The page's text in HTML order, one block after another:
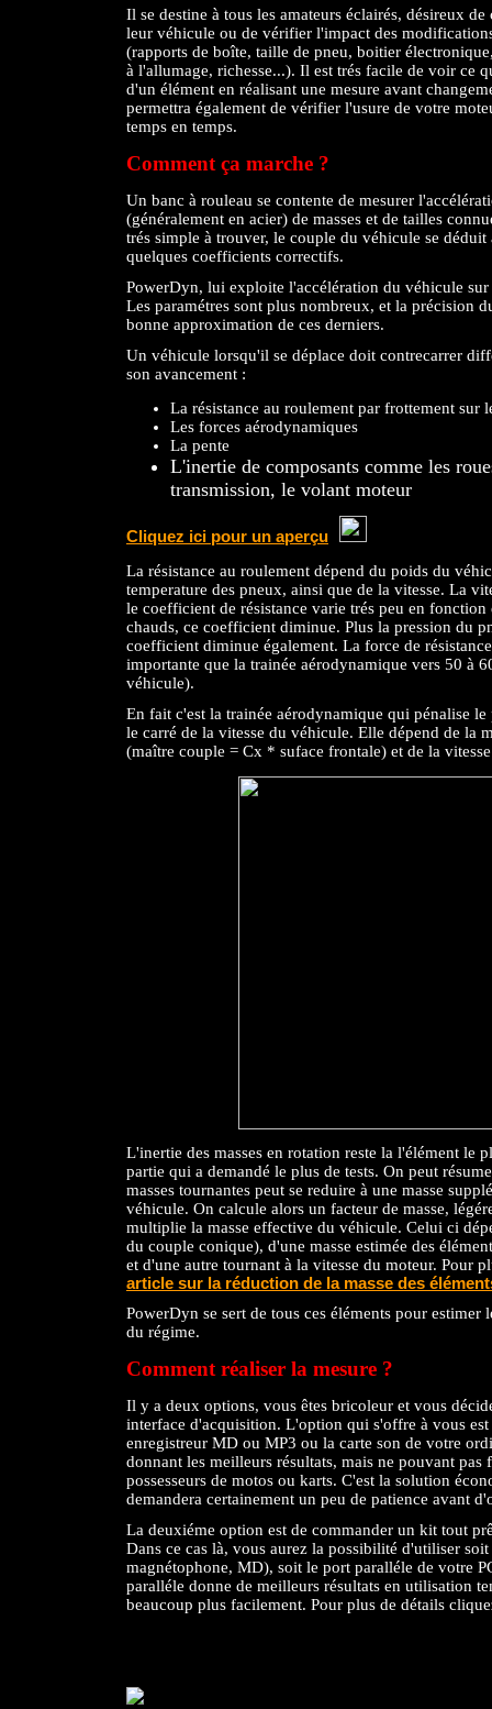
Il se destine à tous les amateurs éclairés, désireux
leur véhicule ou de vérifier l'impact des
(rapports de boîte, taille de pneu, boitier
à l'allumage, richesse...). Il est trés facile de voir ce
d'un élément en réalisant une mesure avant
permettra également de vérifier l'usure de votre
temps en temps.
Comment ça marche ?
Un banc à rouleau se contente de mesurer
(généralement en acier) de masses et de tailles
trés simple à trouver, le couple du véhicule se
quelques coefficients correctifs.
PowerDyn, lui exploite l'accélération du véhicule
Les paramétres sont plus nombreux, et la précision
bonne approximation de ces derniers.
Un véhicule lorsqu'il se déplace doit contrecarrer
son avancement :
La résistance au roulement par frottement sur
Les forces aérodynamiques
La pente
L'inertie de composants comme les
transmission, le volant moteur
Cliquez ici pour un aperçu
La résistance au roulement dépend du poids du
temperature des pneux, ainsi que de la vitesse. La
le coefficient de résistance varie trés peu en
chauds, ce coefficient diminue. Plus la pression du
coefficient diminue également. La force de
importante que la trainée aérodynamique vers 50 à
véhicule).
En fait c'est la trainée aérodynamique qui pénalise
le carré de la vitesse du véhicule. Elle dépend de la
(maître couple = Cx * suface frontale) et de la
L'inertie des masses en rotation reste la l'élément le
partie qui a demandé le plus de tests. On peut
masses tournantes peut se reduire à une masse
véhicule. On calcule alors un facteur de masse,
multiplie la masse effective du véhicule. Celui ci
du couple conique), d'une masse estimée des
et d'une autre tournant à la vitesse du moteur. Pour
article sur la réduction de la masse des
PowerDyn se sert de tous ces éléments pour
du régime.
Comment réaliser la mesure ?
Il y a deux options, vous êtes bricoleur et vous
interface d'acquisition. L'option qui s'offre à vous
enregistreur MD ou MP3 ou la carte son de votre
donnant les meilleurs résultats, mais ne pouvant pas
possesseurs de motos ou karts. C'est la solution
demandera certainement un peu de patience avant
La deuxiéme option est de commander un kit tout
Dans ce cas là, vous aurez la possibilité d'utiliser
magnétophone, MD), soit le port paralléle de votre
paralléle donne de meilleurs résultats en utilisation
beaucoup plus facilement. Pour plus de détails